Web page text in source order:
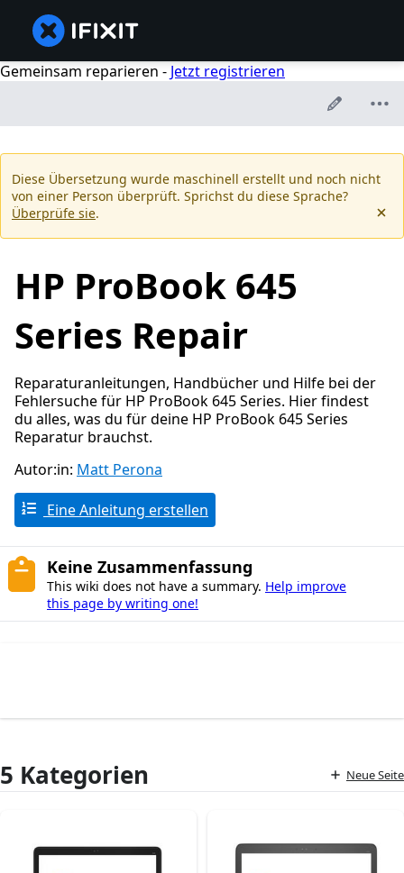
Gemeinsam reparieren - Jetzt registrieren
Diese Übersetzung wurde maschinell erstellt und noch nicht
von einer Person überprüft. Sprichst du diese Sprache?
Überprüfe sie.
HP ProBook 645
Series Repair
Reparaturanleitungen, Handbücher und Hilfe bei der
Fehlersuche für HP ProBook 645 Series. Hier findest
du alles, was du für deine HP ProBook 645 Series
Reparatur brauchst.
Autor:in: Matt Perona
Eine Anleitung erstellen
Keine Zusammenfassung
This wiki does not have a summary. Help improve
this page by writing one!
5 Kategorien Neue Seite